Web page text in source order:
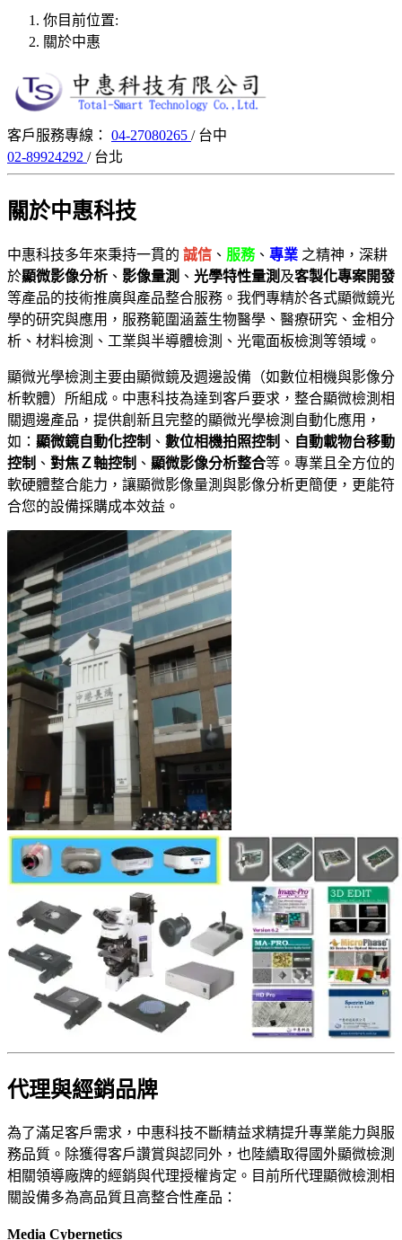
你目前位置:
關於中惠
客戶服務專線： 04-27080265 / 台中
02-89924292 / 台北
關於中惠科技
中惠科技多年來秉持一貫的 誠信 、 服務、 專業 之精神，深耕
於顯微影像分析 、 影像量測 、 光學特性量測 及客製化專案開發
等產品的技術推廣與產品整合服務。我們專精於各式顯微鏡光
學的研究與應用，服務範圍涵蓋生物醫學、醫療研究、金相分
析、材料檢測、工業與半導體檢測、光電面板檢測等領域。
顯微光學檢測主要由顯微鏡及週邊設備（如數位相機與影像分
析軟體）所組成。中惠科技為達到客戶要求，整合顯微檢測相
關週邊產品，提供創新且完整的顯微光學檢測自動化應用，
如： 顯微鏡自動化控制 、 數位相機拍照控制 、 自動載物台移動
控制 、 對焦Ｚ軸控制 、 顯微影像分析整合等。專業且全方位的
軟硬體整合能力，讓顯微影像量測與影像分析更簡便，更能符
合您的設備採購成本效益。
代理與經銷品牌
為了滿足客戶需求，中惠科技不斷精益求精提升專業能力與服
務品質。除獲得客戶讚賞與認同外，也陸續取得國外顯微檢測
相關領導廠牌的經銷與代理授權肯定。目前所代理顯微檢測相
關設備多為高品質且高整合性產品：
Media Cybernetics